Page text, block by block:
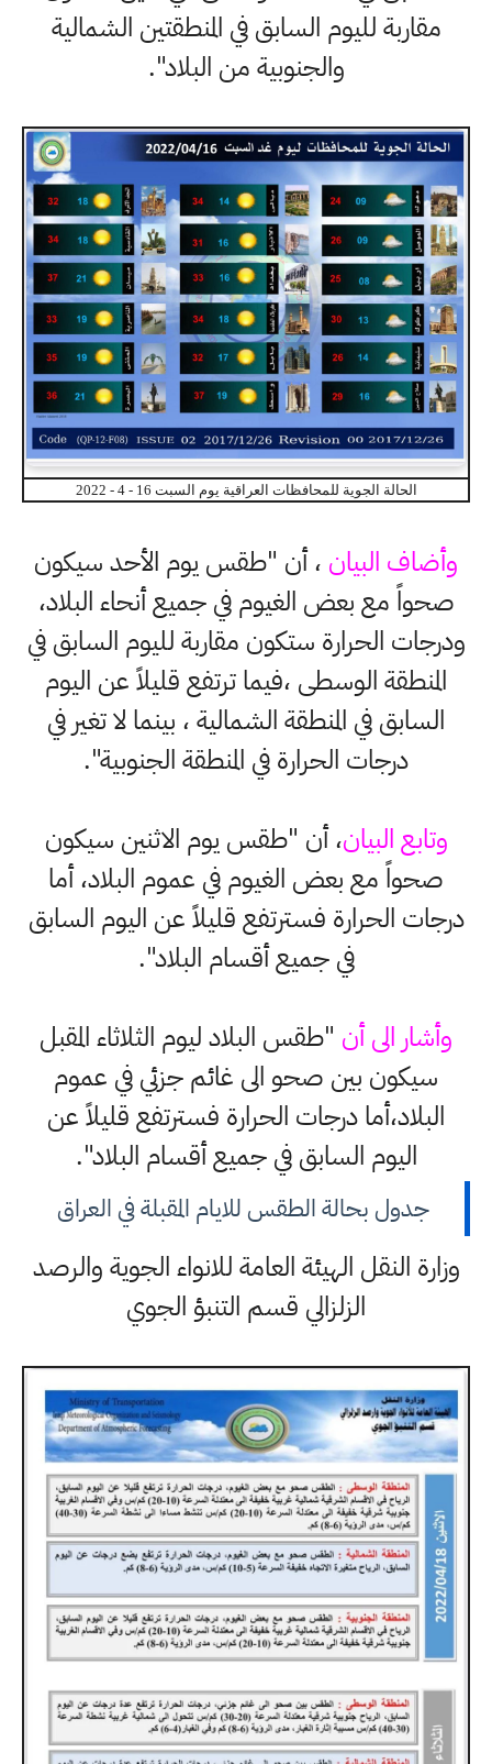
مقاربة لليوم السابق في المنطقتين الشمالية
والجنوبية من البلاد".
الحالة الجوية للمحافظات العراقية يوم السبت 16 - 4 - 2022
وأضاف البيان ، أن "طقس يوم الأحد سيكون
صحواً مع بعض الغيوم في جميع أنحاء البلاد،
ودرجات الحرارة ستكون مقاربة لليوم السابق في
المنطقة الوسطى ،فيما ترتفع قليلاً عن اليوم
السابق في المنطقة الشمالية ، بينما لا تغير في
درجات الحرارة في المنطقة الجنوبية".
وتابع البيان، أن "طقس يوم الاثنين سيكون
صحواً مع بعض الغيوم في عموم البلاد، أما
درجات الحرارة فسترتفع قليلاً عن اليوم السابق
في جميع أقسام البلاد".
وأشار الى أن "طقس البلاد ليوم الثلاثاء المقبل
سيكون بين صحو الى غائم جزئي في عموم
البلاد،أما درجات الحرارة فسترتفع قليلاً عن
اليوم السابق في جميع أقسام البلاد".
جدول بحالة الطقس للايام المقبلة في العراق
وزارة النقل الهيئة العامة للانواء الجوية والرصد
الزلزالي قسم التنبؤ الجوي